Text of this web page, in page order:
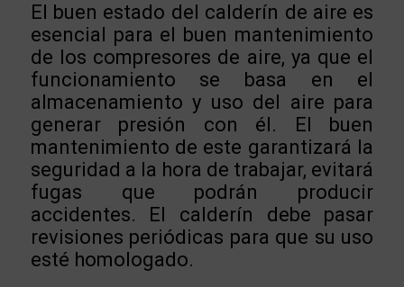
El buen estado del calderín de aire es
esencial para el buen mantenimiento
de los compresores de aire, ya que el
funcionamiento se basa en el
almacenamiento y uso del aire para
generar presión con él. El buen
mantenimiento de este garantizará la
seguridad a la hora de trabajar, evitará
fugas que podrán producir
accidentes. El calderín debe pasar
revisiones periódicas para que su uso
esté homologado.